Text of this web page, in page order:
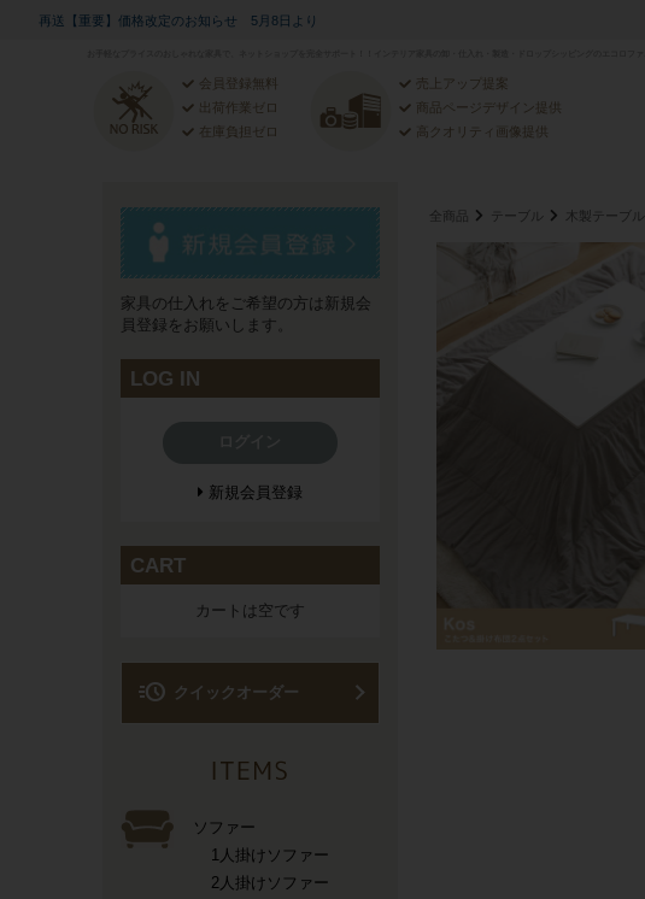
再送【重要】価格改定のお知らせ 5月8日より
会員登録無料
出荷作業ゼロ
在庫負担ゼロ
売上アップ提案
商品ページデザイン提供
高クオリティ画像提供
全商品 テーブル 木製テーブル
家具の仕入れをご希望の方は新規会
員登録をお願いします。
LOG IN
新規会員登録
CART
カートは空です
acute クイックオーダー
ソファー
1人掛けソファー
2人掛けソファー